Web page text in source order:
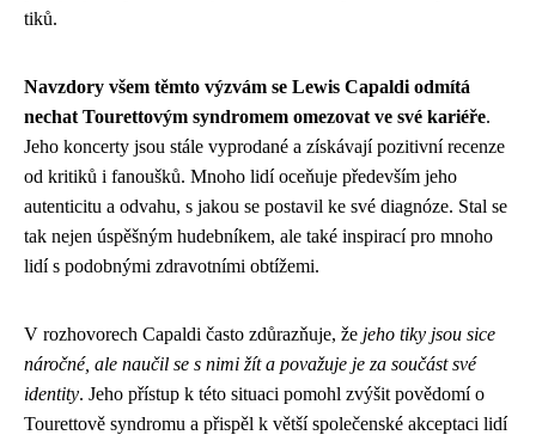
tiků.
Navzdory všem těmto výzvám se Lewis Capaldi odmítá
nechat Tourettovým syndromem omezovat ve své kariéře.
Jeho koncerty jsou stále vyprodané a získávají pozitivní recenze
od kritiků i fanoušků. Mnoho lidí oceňuje především jeho
autenticitu a odvahu, s jakou se postavil ke své diagnóze. Stal se
tak nejen úspěšným hudebníkem, ale také inspirací pro mnoho
lidí s podobnými zdravotními obtížemi.
V rozhovorech Capaldi často zdůrazňuje, že jeho tiky jsou sice
náročné, ale naučil se s nimi žít a považuje je za součást své
identity. Jeho přístup k této situaci pomohl zvýšit povědomí o
Tourettově syndromu a přispěl k větší společenské akceptaci lidí